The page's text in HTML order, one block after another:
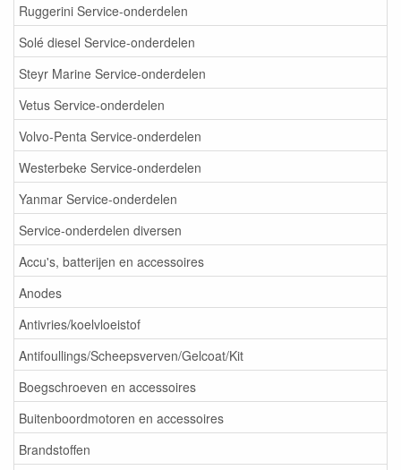
Ruggerini Service-onderdelen
Solé diesel Service-onderdelen
Steyr Marine Service-onderdelen
Vetus Service-onderdelen
Volvo-Penta Service-onderdelen
Westerbeke Service-onderdelen
Yanmar Service-onderdelen
Service-onderdelen diversen
Accu's, batterijen en accessoires
Anodes
Antivries/koelvloeistof
Antifoullings/Scheepsverven/Gelcoat/Kit
Boegschroeven en accessoires
Buitenboordmotoren en accessoires
Brandstoffen